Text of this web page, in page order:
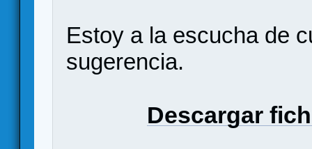
Estoy a la escucha de
sugerencia.
Descargar